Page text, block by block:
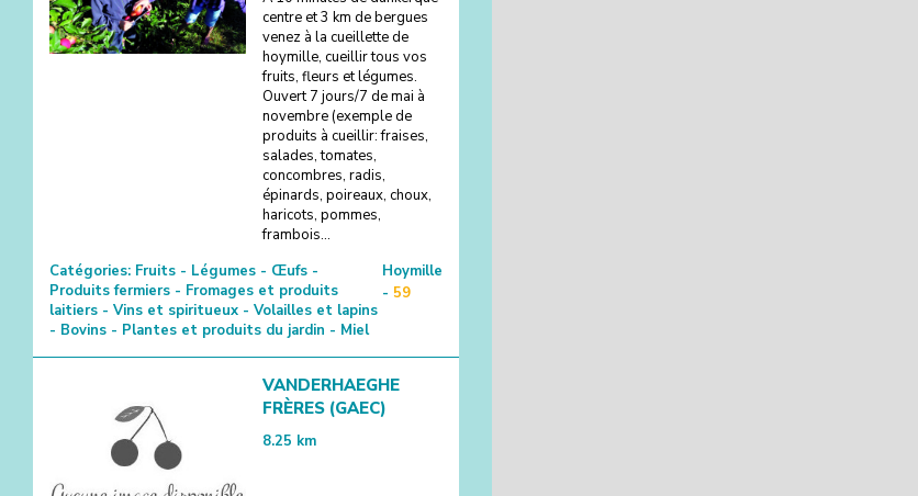
centre et 3 km de bergues
venez à la cueillette de
hoymille, cueillir tous vos
fruits, fleurs et légumes.
Ouvert 7 jours/7 de mai à
novembre (exemple de
produits à cueillir: fraises,
salades, tomates,
concombres, radis,
épinards, poireaux, choux,
haricots, pommes,
frambois...
Catégories: Fruits - Légumes - Œufs -
Produits fermiers - Fromages et produits
laitiers - Vins et spiritueux - Volailles et lapins
- Bovins - Plantes et produits du jardin - Miel
Hoymille
- 59
VANDERHAEGHE
FRÈRES (GAEC)
8.25 km